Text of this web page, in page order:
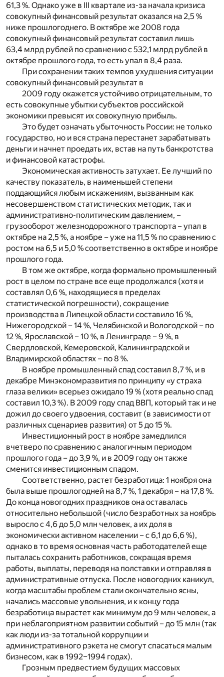
61,3 %. Однако уже в III квартале из-за начала кризиса
совокупный финансовый результат оказался на 2,5 %
ниже прошлогоднего. В октябре же 2008 года
совокупный финансовый результат составил лишь
63,4 млрд рублей по сравнению с 532,1 млрд рублей в
октябре прошлого года, то есть упал в 8,4 раза.
При сохранении таких темпов ухудшения ситуации
совокупный финансовый результат в
2009 году окажется устойчиво отрицательным, то
есть совокупные убытки субъектов российской
экономики превысят их совокупную прибыль.
Это будет означать убыточность России: не только
государство, но и вся страна перестанет зарабатывать
деньги и начнет проедать их, встав на путь банкротства
и финансовой катастрофы.
Экономическая активность затухает. Ее лучший по
качеству показатель, в наименьшей степени
поддающийся любым искажениям, вызванным как
несовершенством статистических методик, так и
административно-политическим давлением, –
грузооборот железнодорожного транспорта – упал в
октябре на 2,5 %, а ноябре – уже на 11,5 % по сравнению с
ростом на 6,5 и 5,0 % соответственно в октябре и ноябре
прошлого года.
В том же октябре, когда формально промышленный
рост в целом по стране все еще продолжался (хотя и
составлял 0,6 %, находящиеся в пределах
статистической погрешности), сокращение
производства в Липецкой области составило 16 %,
Нижегородской – 14 %, Челябинской и Вологодской – по
12 %, Ярославской – 10 %, в Ленинграде – 9 %, в
Свердловской, Кемеровской, Калининградской и
Владимирской областях – по 8 %.
В ноябре промышленный спад составил 8,7 %, и в
декабре Минэкономразвития по принципу «у страха
глаза велики» всерьез ожидало 19 % (хотя реально спад
составил 10,3 %). В 2009 году спад ВВП, который так и не
дожил до своего удвоения, составит (в зависимости от
различных сценариев развития) от 5 до 15 %.
Инвестиционный рост в ноябре замедлился
вчетверо по сравнению с аналогичным периодом
прошлого года – до 3,9 %, и в 2009 году он также
сменится инвестиционным спадом.
Соответственно, растет безработица: 1 ноября она
была выше прошлогодней на 8,7 %, 1 декабря – на 17,8 %.
До конца новогодних праздников она оставалась
относительно небольшой (число безработных за ноябрь
выросло с 4,6 до 5,0 млн человек, а их доля в
экономически активном населении – с 6,1 до 6,6 %),
однако в то время основная часть работодателей еще
пыталась сохранить работников, сокращая время
работы, выплаты, переводя на полставки и отправляя в
административные отпуска. После новогодних каникул,
когда масштабы проблем стали окончательно ясны,
начались массовые увольнения, и к концу года
безработица вырастет как минимум до 9 млн человек, а
при неблагоприятном развитии событий – до 15 млн (так
как люди из-за тотальной коррупции и
административного рэкета не смогут спасаться малым
бизнесом, как в 1992–1994 годах).
Грозным предвестием будущих массовых